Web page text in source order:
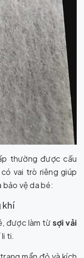
thường được cấu
vai trò riêng giúp
bảo vệ da bé:
khí
được làm từsợi vải
ti.